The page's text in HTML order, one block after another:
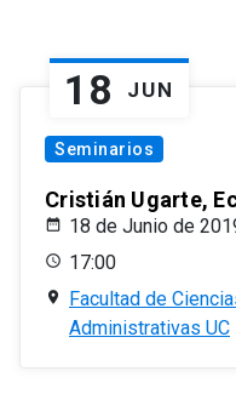
18 JUN
Seminarios
Cristián Ugarte,
18 de Junio de
17:00
Facultad de
Administrativas UC